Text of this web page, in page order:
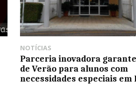
NOTÍCIAS
Parceria inovadora garante
de Verão para alunos com
necessidades especiais em